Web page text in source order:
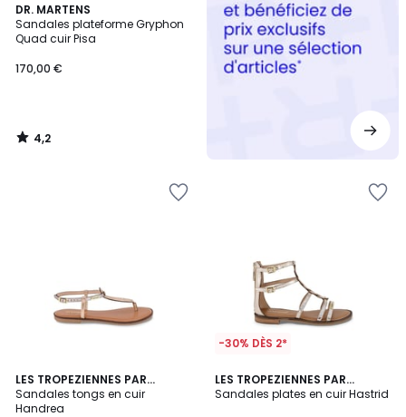
DR. MARTENS
Sandales plateforme Gryphon
Quad cuir Pisa
170,00 €
4,2
/ 5
4,2
/
LES TROPEZIENNES PAR
M.BELARBI
Sandales tongs en cuir
Handrea
-30% DÈS 2*
LES TROPEZIENNES PAR
M.BELARBI
Sandales plates en cuir Hastrid
5
/